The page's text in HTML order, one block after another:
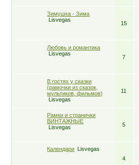
Зимушка - Зима
Lisvegas
15
Любовь и романтика
Lisvegas
7
В гостях у сказки
(рамочки из сказок,
мультиков, фильмов)
Lisvegas
11
Рамки и странички
ВИНТАЖНЫЕ
Lisvegas
5
Календари Lisvegas
4